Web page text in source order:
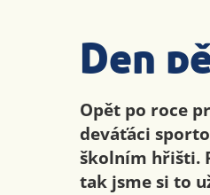
Den
Opět po roce
deváťáci
školním hřišti.
tak jsme si to